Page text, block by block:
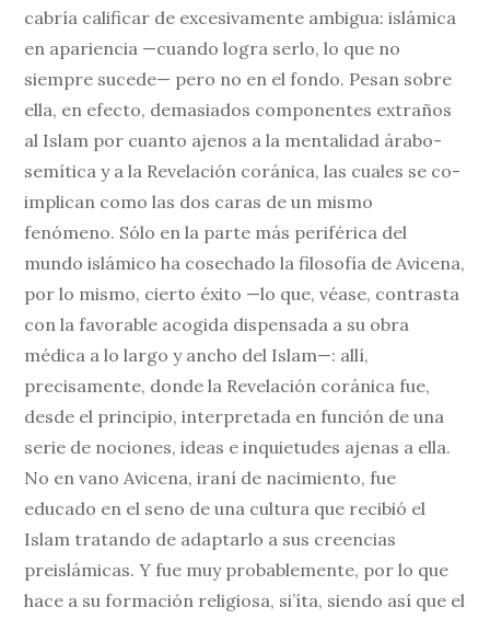
cabría calificar de excesivamente ambigua: islámica
en apariencia —cuando logra serlo, lo que no
siempre sucede— pero no en el fondo. Pesan sobre
ella, en efecto, demasiados componentes extraños
al Islam por cuanto ajenos a la mentalidad árabo-
semítica y a la Revelación coránica, las cuales se co-
implican como las dos caras de un mismo
fenómeno. Sólo en la parte más periférica del
mundo islámico ha cosechado la filosofía de Avicena,
por lo mismo, cierto éxito —lo que, véase, contrasta
con la favorable acogida dispensada a su obra
médica a lo largo y ancho del Islam—: allí,
precisamente, donde la Revelación coránica fue,
desde el principio, interpretada en función de una
serie de nociones, ideas e inquietudes ajenas a ella.
No en vano Avicena, iraní de nacimiento, fue
educado en el seno de una cultura que recibió el
Islam tratando de adaptarlo a sus creencias
preislámicas. Y fue muy probablemente, por lo que
hace a su formación religiosa, si’íta, siendo así que el